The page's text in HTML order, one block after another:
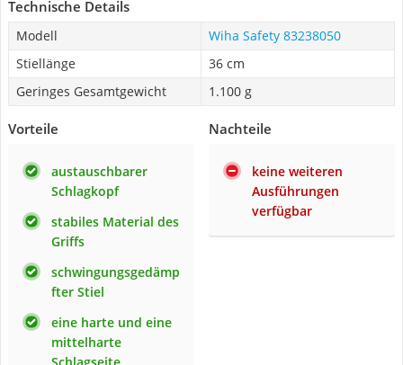
Technische Details
Modell
Wiha Safety 83238050
Stiellänge
36 cm
Geringes Gesamtgewicht
1.100 g
Vorteile
austauschbarer
Schlagkopf
stabiles Material des
Griffs
schwingungsgedämp
fter Stiel
eine harte und eine
mittelharte
Nachteile
keine weiteren
Ausführungen
verfügbar